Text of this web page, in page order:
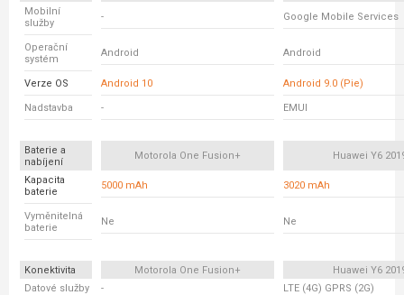
Mobilní
služby
- Google Mobile Services
Operační
systém
Android Android
Verze OS Android 10 Android 9.0 (Pie)
Nadstavba - EMUI
Baterie a
nabíjení
Motorola One Fusion+ Huawei Y6
Kapacita
baterie
5000 mAh 3020 mAh
Vyměnitelná
baterie
Ne Ne
Konektivita Motorola One Fusion+
Huawei Y6
Datové služby
- LTE (4G) GPRS (2G)